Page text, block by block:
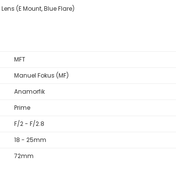
(E Mount, Blue Flare)
MFT
Manuel Fokus (MF)
Anamorfik
Prime
F/2 - F/2.8
18 - 25mm
72mm